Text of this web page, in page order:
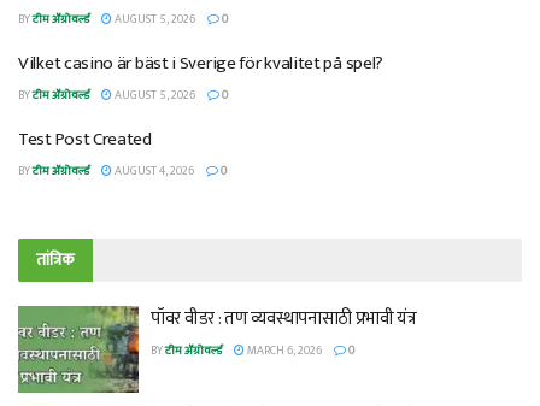
BYटीम ॲग्रोवर्ल्ड AUGUST 5, 2026 0
Vilket casino är bäst i Sverige för kvalitet på spel?
BYटीम ॲग्रोवर्ल्ड AUGUST 5, 2026 0
Test Post Created
BYटीम ॲग्रोवर्ल्ड AUGUST 4, 2026 0
तांत्रिक
पॉवर वीडर : तण व्यवस्थापनासाठी प्रभावी यंत्र
BYटीम ॲग्रोवर्ल्ड MARCH 6, 2026 0